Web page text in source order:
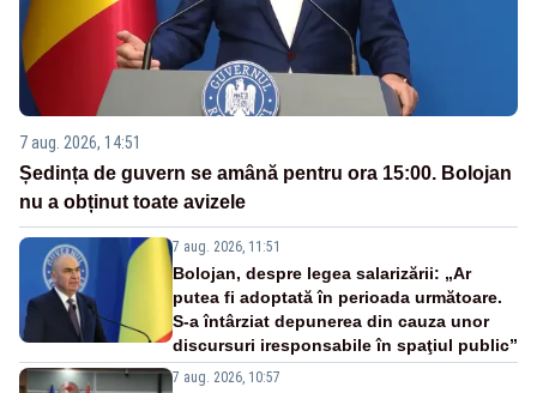
7 aug. 2026, 14:51
Ședința de guvern se amână pentru ora 15:00. Bolojan
nu a obținut toate avizele
7 aug. 2026, 11:51
Bolojan, despre legea salarizării: „Ar
putea fi adoptată în perioada următoare.
S-a întârziat depunerea din cauza unor
discursuri iresponsabile în spaţiul public”
7 aug. 2026, 10:57